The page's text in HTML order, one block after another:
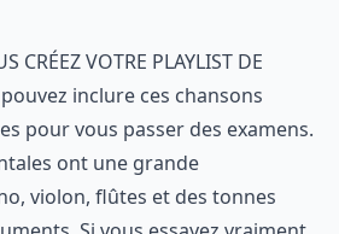
créez votre playlist de
inclure ces chansons
pour vous passer des examens.
ont une grande
violon, flûtes et des tonnes